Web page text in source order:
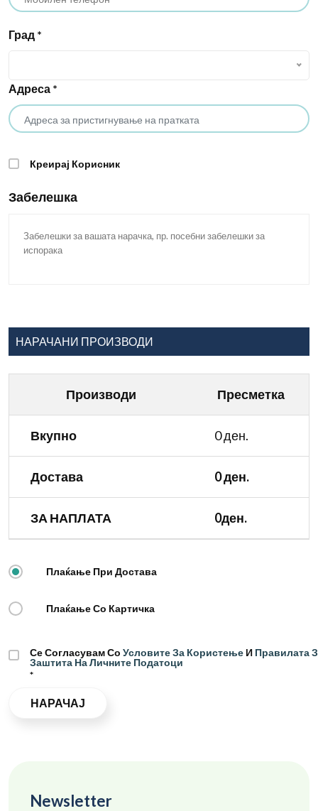
Град *
Адреса *
Креирај Корисник
Забелешка
НАРАЧАНИ ПРОИЗВОДИ
Производи Пресметка
Вкупно 0 ден.
Достава 0 ден.
ЗА НАПЛАТА 0ден.
Плаќање При Достава
Плаќање Со Картичка
Се Согласувам Со Условите За Користење И Правилата
Заштита На Личните Податоци
*
НАРАЧАЈ
Newsletter